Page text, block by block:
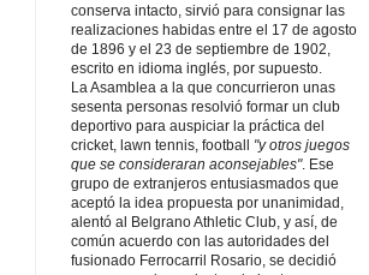
conserva intacto, sirvió para consignar las
realizaciones habidas entre el 17 de agosto
de 1896 y el 23 de septiembre de 1902,
escrito en idioma inglés, por supuesto.
La Asamblea a la que concurrieron unas
sesenta personas resolvió formar un club
deportivo para auspiciar la práctica del
cricket, lawn tennis, football "y otros juegos
que se consideraran aconsejables". Ese
grupo de extranjeros entusiasmados que
aceptó la idea propuesta por unanimidad,
alentó al Belgrano Athletic Club, y así, de
común acuerdo con las autoridades del
fusionado Ferrocarril Rosario, se decidió